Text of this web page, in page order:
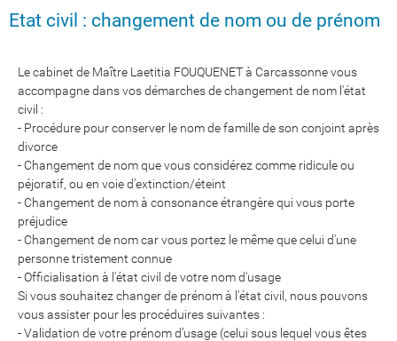
Etat civil : changement de nom ou de prénom
Le cabinet de Maître Laetitia FOUQUENET à Carcassonne vous
accompagne dans vos démarches de changement de nom l'état
civil :
- Procédure pour conserver le nom de famille de son conjoint après
divorce
- Changement de nom que vous considérez comme ridicule ou
péjoratif, ou en voie d'extinction/éteint
- Changement de nom à consonance étrangère qui vous porte
préjudice
- Changement de nom car vous portez le même que celui d'une
personne tristement connue
- Officialisation à l'état civil de votre nom d'usage
Si vous souhaitez changer de prénom à l'état civil, nous pouvons
vous assister pour les procéduires suivantes :
- Validation de votre prénom d’usage (celui sous lequel vous êtes